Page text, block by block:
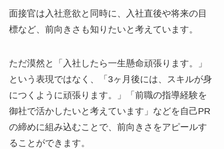
面接官は入社意欲と同時に、入社直後や将来の目
標など、前向きさも知りたいと考えています。
ただ漠然と「入社したら一生懸命頑張ります。」
という表現ではなく、「3ヶ月後には、スキルが身
につくように頑張ります。」「前職の指導経験を
御社で活かしたいと考えています」などを自己PR
の締めに組み込むことで、前向きさをアピールす
ることができます。